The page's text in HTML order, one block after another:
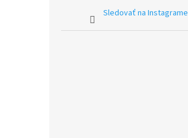
Sledovať na Instagrame